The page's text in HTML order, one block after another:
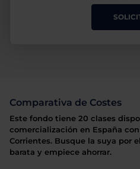
Comparativa de Costes
Este fondo tiene 20 clases
comercialización en España
Corrientes. Busque la suya por
barata y empiece ahorrar.